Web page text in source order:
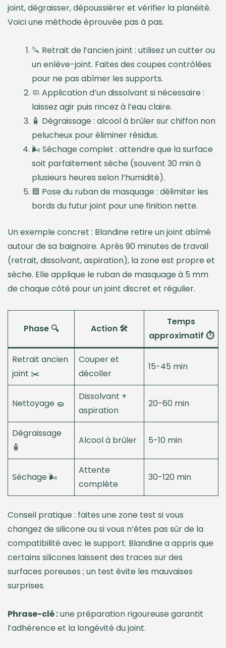
joint, dégraisser, dépoussiérer et vérifier la planéité.
Voici une méthode éprouvée pas à pas.
🔪 Retrait de l’ancien joint : utilisez un cutter ou
un enlève-joint. Faites des coupes contrôlées
pour ne pas abîmer les supports.
🧼 Application d’un dissolvant si nécessaire :
laissez agir puis rincez à l’eau claire.
🧴 Dégraissage : alcool à brûler sur chiffon non
pelucheux pour éliminer résidus.
🌬️ Séchage complet : attendre que la surface
soit parfaitement sèche (souvent 30 min à
plusieurs heures selon l’humidité).
🟦 Pose du ruban de masquage : délimiter les
bords du futur joint pour une finition nette.
Un exemple concret : Blandine retire un joint abîmé
autour de sa baignoire. Après 90 minutes de travail
(retrait, dissolvant, aspiration), la zone est propre et
sèche. Elle applique le ruban de masquage à 5 mm
de chaque côté pour un joint discret et régulier.
Phase 🔍 Action 🛠️
Temps
approximatif ⏱️
Retrait ancien
joint ✂️
Couper et
décoller
15-45 min
Nettoyage 🧽
Dissolvant +
aspiration
20-60 min
Dégraissage
🧴
Alcool à brûler 5-10 min
Séchage 🌬️
Attente
complète
30-120 min
Conseil pratique : faites une zone test si vous
changez de silicone ou si vous n’êtes pas sûr de la
compatibilité avec le support. Blandine a appris que
certains silicones laissent des traces sur des
surfaces poreuses ; un test évite les mauvaises
surprises.
Phrase-clé :une préparation rigoureuse garantit
l’adhérence et la longévité du joint.